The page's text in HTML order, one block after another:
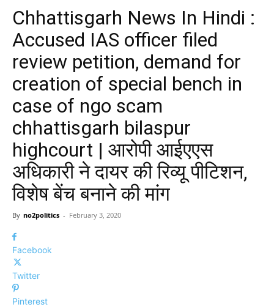
Chhattisgarh News In Hindi :
Accused IAS officer filed
review petition, demand for
creation of special bench in
case of ngo scam
chhattisgarh bilaspur
highcourt | आरोपी आईएएस
अधिकारी ने दायर की रिव्यू पीटिशन,
विशेष बेंच बनाने की मांग
By no2politics - February 3, 2020
Facebook
Twitter
Pinterest